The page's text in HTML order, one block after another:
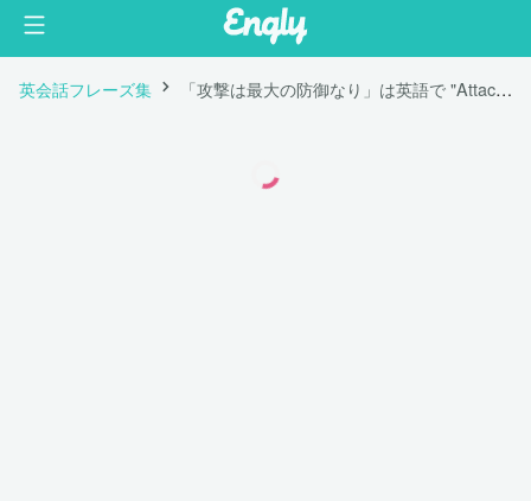
英会話フレーズ集 「攻撃は最大の防御なり」は英語で "Attack is the best form of defense."